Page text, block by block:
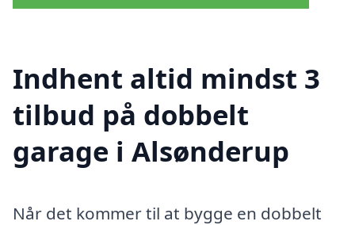
Indhent altid mindst 3
tilbud på dobbelt
garage i Alsønderup
Når det kommer til at bygge en dobbelt